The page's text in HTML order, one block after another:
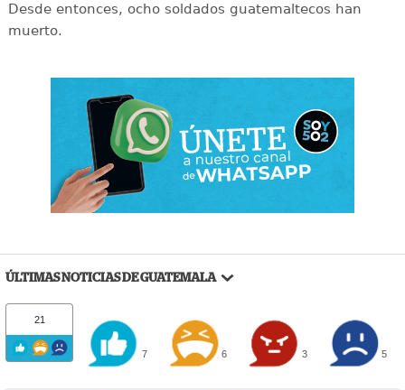
Desde entonces, ocho soldados guatemaltecos han
muerto.
ÚLTIMAS NOTICIAS DE GUATEMALA
21
7 6 3 5